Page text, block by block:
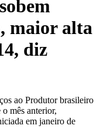
maior alta
diz
ao Produtor brasileiro
mês anterior,
em janeiro de